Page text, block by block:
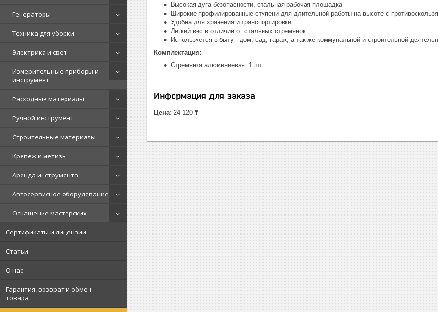
Генераторы
Техника для уборки
Электрика и свет
Измерительные приборы и
инструмент
Расходные материалы
Ручной инструмент
Строительные материалы
Крепеж и метизы
Аренда инструмента
Автосервисное оборудование
Оснащение мастерских
Сертификаты и лицензии
Статьи
О нас
Гарантия, возврат и обмен
товара
Высокая дуга безопасности, стальная рабочая площадка
Широкие профилированные ступени для длительной работы на высоте с
Удобна для хранения и транспортировки
Легкий вес в отличие от стальных стремянок
Используется в быту - дом, сад, гараж, а так же коммунальной и строительной
Комплектация:
Стремянка алюминиевая 1 шт.
Информация для заказа
Цена: 24 120 ₸